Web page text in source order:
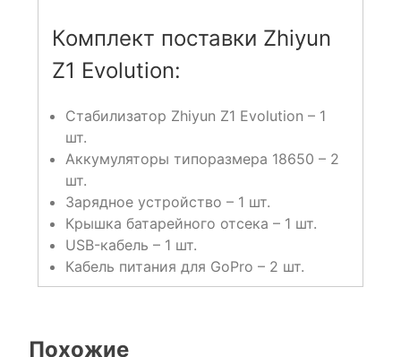
Комплект поставки Zhiyun
Z1 Evolution:
Стабилизатор Zhiyun Z1 Evolution – 1
шт.
Аккумуляторы типоразмера 18650 – 2
шт.
Зарядное устройство – 1 шт.
Крышка батарейного отсека – 1 шт.
USB-кабель – 1 шт.
Кабель питания для GoPro – 2 шт.
Похожие